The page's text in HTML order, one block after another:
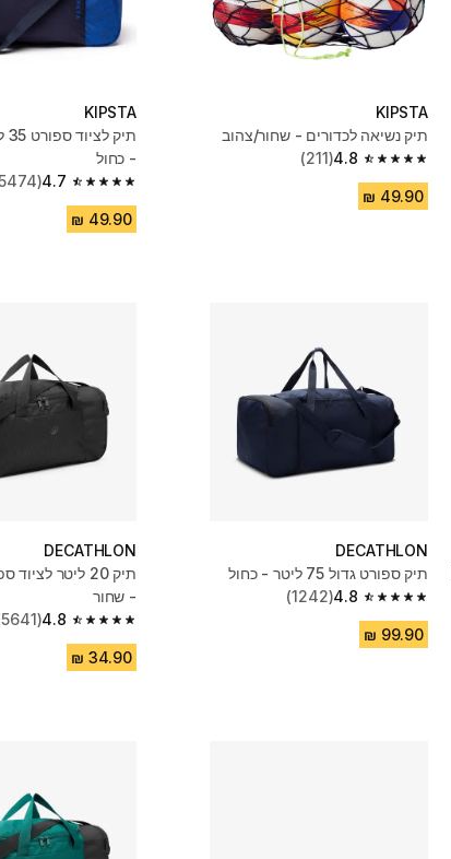
KIPSTA
תיק נשיאה לכדורים - שחור/צהוב
4.8
4.8 out of 5 stars from 211 reviews
(211)
KIPSTA
- כחול
4.7
4.7 out of 5 stars from 5474 reviews
(5474)
DECATHLON
תיק ספורט גדול 75 ליטר - כחול
4.8
4.8 out of 5 stars from 1242 reviews
(1242)
DECATHLON
- שחור
4.8
4.8 out of 5 stars from 5641 reviews
(5641)